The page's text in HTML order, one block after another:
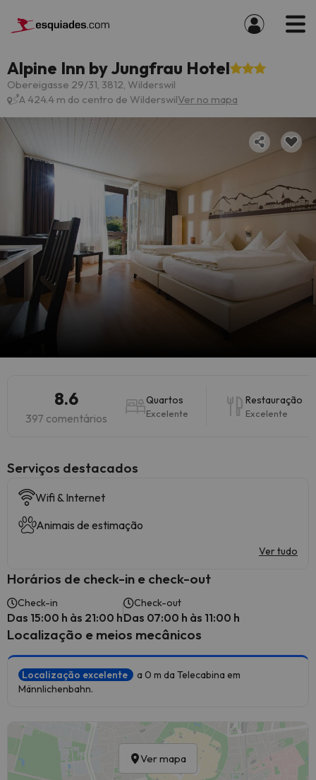
Alpine Inn by Jungfrau Hotel
Obereigasse 29/31, 3812, Wilderswil
A 424.4 m do centro de WilderswilVer no mapa
8.6
397 comentários
Quartos
Excelente
Restauração
Excelente
Serviços destacados
Wifi & Internet
Animais de estimação
Ver tudo
Horários de check-in e check-out
Check-in
Das 15:00 h às 21:00 h
Check-out
Das 07:00 h às 11:00 h
Localização e meios mecânicos
Localização excelente
a 0 m da Telecabina em
Männlichenbahn.
Ver mapa